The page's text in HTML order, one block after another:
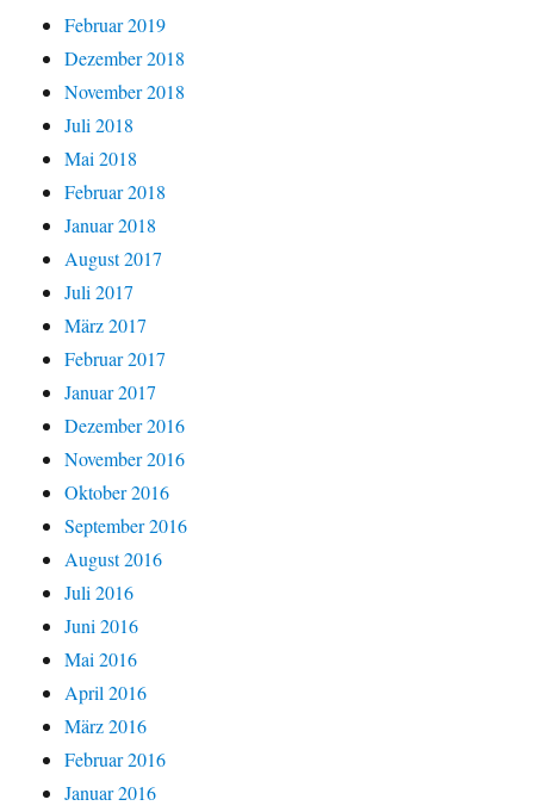
Februar 2019
Dezember 2018
November 2018
Juli 2018
Mai 2018
Februar 2018
Januar 2018
August 2017
Juli 2017
März 2017
Februar 2017
Januar 2017
Dezember 2016
November 2016
Oktober 2016
September 2016
August 2016
Juli 2016
Juni 2016
Mai 2016
April 2016
März 2016
Februar 2016
Januar 2016